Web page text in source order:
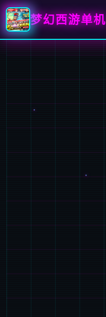
梦幻西游单机